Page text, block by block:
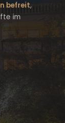
befreit,
im